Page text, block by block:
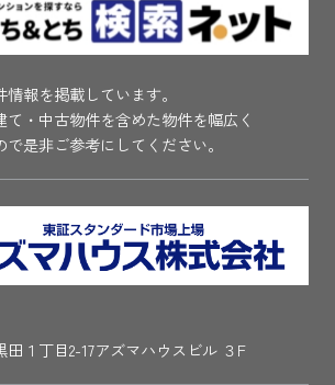
報を掲載しています。
・中古物件を含めた物件を幅広く
是非ご参考にしてください。
１丁目2-17アズマハウスビル ３F